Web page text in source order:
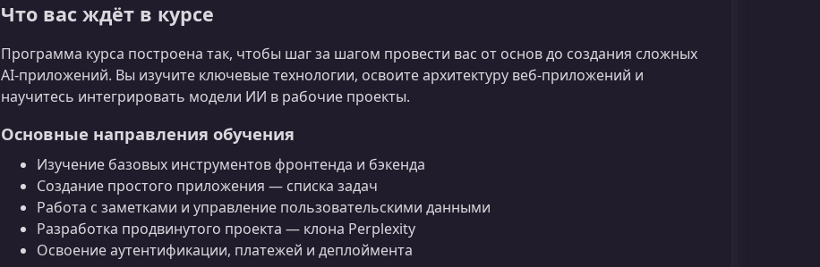
Что вас ждёт в курсе
Программа курса построена так, чтобы шаг за шагом провести вас от основ до создания сложных
AI‑приложений. Вы изучите ключевые технологии, освоите архитектуру веб‑приложений и
научитесь интегрировать модели ИИ в рабочие проекты.
Основные направления обучения
Изучение базовых инструментов фронтенда и бэкенда
Создание простого приложения — списка задач
Работа с заметками и управление пользовательскими данными
Разработка продвинутого проекта — клона Perplexity
Освоение аутентификации, платежей и деплоймента